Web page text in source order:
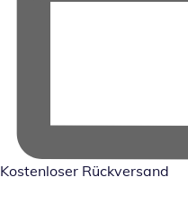
Kostenloser Rückversand